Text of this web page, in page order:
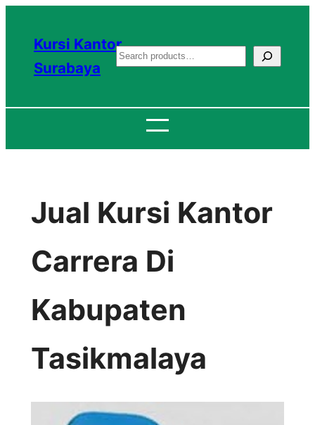
konten
Kursi Kantor
Surabaya
S
a
c
Jual Kursi Kantor
Carrera Di
Kabupaten
Tasikmalaya